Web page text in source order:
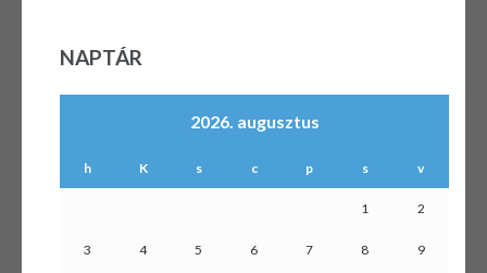
NAPTÁR
2026. augusztus
h K s c p s v
1 2
3 4 5 6 7 8 9